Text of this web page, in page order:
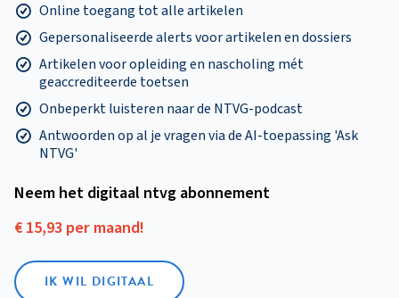
Online toegang tot alle artikelen
Gepersonaliseerde alerts voor artikelen en dossiers
Artikelen voor opleiding en nascholing mét
geaccrediteerde toetsen
Onbeperkt luisteren naar de NTVG-podcast
Antwoorden op al je vragen via de AI-toepassing 'Ask
NTVG'
Neem het digitaal ntvg abonnement
€ 15,93 per maand!
IK WIL DIGITAAL